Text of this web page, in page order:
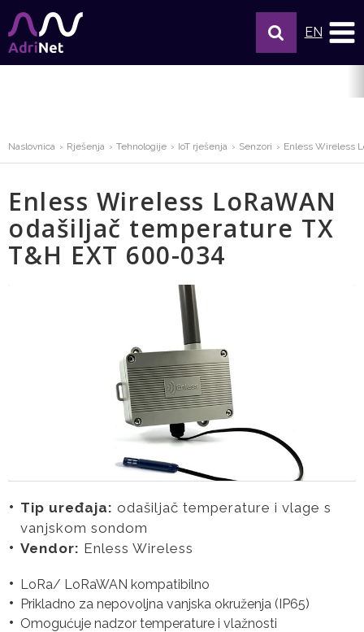
EN
Naslovnica Rješenja Tehnologije IoT rješenja Senzori Enless Wireless
Enless Wireless LoRaWAN
odašiljač temperature TX
T&H EXT 600-034
Tip uređaja: odašiljač temperature i vlage s
vanjskom sondom
Vendor: Enless Wireless
LoRa/ LoRaWAN kompatibilno
Prikladno za nepovoljna vanjska okruženja (IP65)
Omogućuje nadzor temperature i vlažnosti